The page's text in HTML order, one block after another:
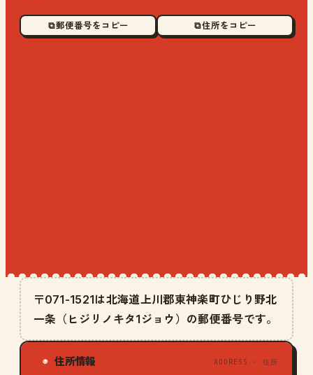
⧉ 郵便番号をコピー ⧉ 住所をコピー
〒071-1521は北海道上川郡東神楽町ひじり野北
一条（ヒジリノキタ1ジョウ）の郵便番号です。
◉ 住所情報 ADDRESS · 住所